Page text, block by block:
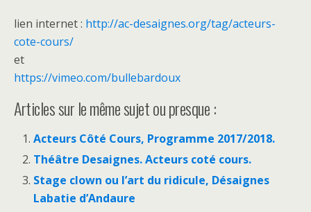
lien internet : http://ac-desaignes.org/tag/acteurs-
cote-cours/
et
https://vimeo.com/bullebardoux
Articles sur le même sujet ou presque :
Acteurs Côté Cours, Programme 2017/2018.
Théâtre Desaignes. Acteurs coté cours.
Stage clown ou l’art du ridicule, Désaignes
Labatie d’Andaure